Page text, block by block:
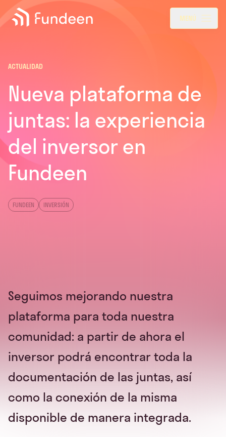
Fundeen Menu
MENÚ
ACTUALIDAD
Nueva plataforma de
juntas: la experiencia
del inversor en
Fundeen
FUNDEEN INVERSIÓN
Seguimos mejorando nuestra
plataforma para toda nuestra
comunidad: a partir de ahora el
inversor podrá encontrar toda la
documentación de las juntas, así
como la conexión de la misma
disponible de manera integrada.